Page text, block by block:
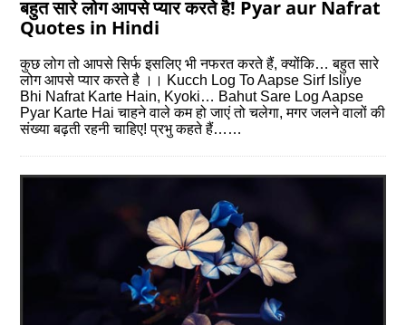
बहुत सारे लोग आपसे प्‍यार करते है! Pyar aur Nafrat
Quotes in Hindi
कुछ लोग तो आपसे सिर्फ इसलिए भी नफरत करते हैं, क्‍योंकि… बहुत सारे
लोग आपसे प्‍यार करते है ।। Kucch Log To Aapse Sirf Isliye
Bhi Nafrat Karte Hain, Kyoki… Bahut Sare Log Aapse
Pyar Karte Hai चाहने वाले कम हो जाएं तो चलेगा, मगर जलने वालों की
संख्‍या बढ़ती रहनी चाहिए! प्रभु कहते हैं……